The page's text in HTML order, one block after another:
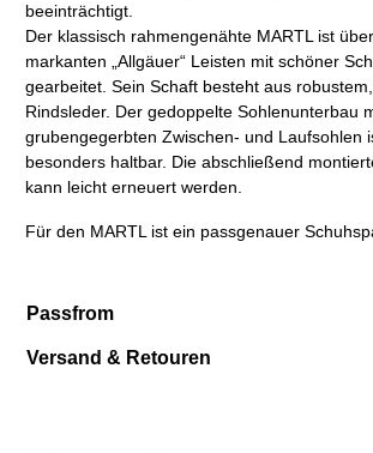
beeinträchtigt.
Der klassisch rahmengenähte MARTL ist
markanten „Allgäuer“ Leisten mit schöner
gearbeitet. Sein Schaft besteht aus
Rindsleder. Der gedoppelte Sohlenunterbau
grubengegerbten Zwischen- und Laufsohlen
besonders haltbar. Die abschließend
kann leicht erneuert werden.
Für den MARTL ist ein passgenauer
Passfrom
Versand & Retouren